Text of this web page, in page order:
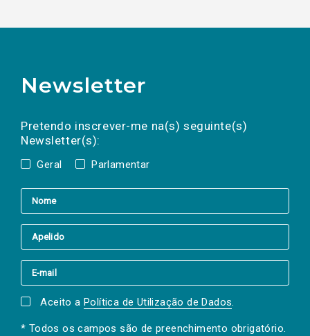
Newsletter
Pretendo inscrever-me na(s) seguinte(s)
Newsletter(s):
Geral Parlamentar
a(s) newsletter(s).
mail
Aceito a Política de Utilização de Dados.
* Todos os campos são de preenchimento obrigatório.